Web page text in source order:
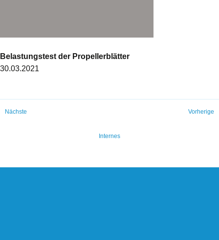
Belastungstest der Propellerblätter
30.03.2021
Nächste
Internes
Vorherige